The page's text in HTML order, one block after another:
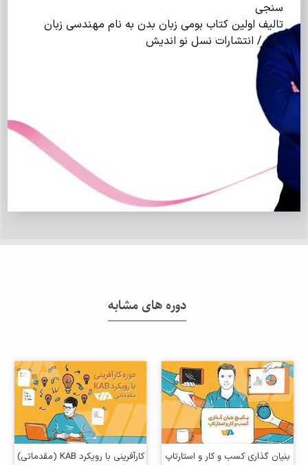
سنجی
تالیف اولین کتاب بومی زبان بدن به نام مهندسی زبان
بدن / انتشارات نسل نو اندیش
دوره های مشابه
بنیان گذاری کسب و کار و استارتاپ کارآفرینی با رویکرد KAB (مقدماتی)